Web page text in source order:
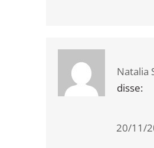
Natalia
disse:
20/11/